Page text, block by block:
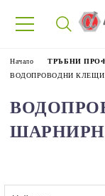
Начало
ТРЪБНИ
ВОДОПРОВОДНИ КЛЕЩИ